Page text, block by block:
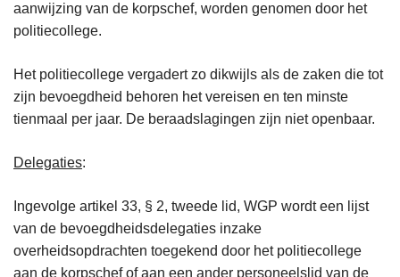
aanwijzing van de korpschef, worden genomen door het
politiecollege.
Het politiecollege vergadert zo dikwijls als de zaken die tot
zijn bevoegdheid behoren het vereisen en ten minste
tienmaal per jaar. De beraadslagingen zijn niet openbaar.
Delegaties:
Ingevolge artikel 33, § 2, tweede lid, WGP wordt een lijst
van de bevoegdheidsdelegaties inzake
overheidsopdrachten toegekend door het politiecollege
aan de korpschef of aan een ander personeelslid van de